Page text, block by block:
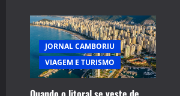
JORNAL CAMBORIU
VIAGEM E TURISMO